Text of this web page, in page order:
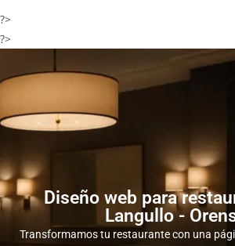
?>
?>
Diseño web para
Langullo -
Transformamos tu restaurante con una